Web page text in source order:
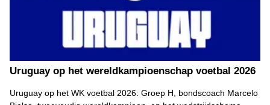
Uruguay op het wereldkampioenschap voetbal 2026
Uruguay op het WK voetbal 2026: Groep H, bondscoach Marcelo